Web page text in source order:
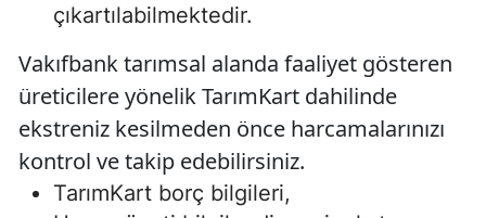
çıkartılabilmektedir.
Vakıfbank tarımsal alanda faaliyet gösteren
üreticilere yönelik TarımKart dahilinde
ekstreniz kesilmeden önce harcamalarınızı
kontrol ve takip edebilirsiniz.
TarımKart borç bilgileri,